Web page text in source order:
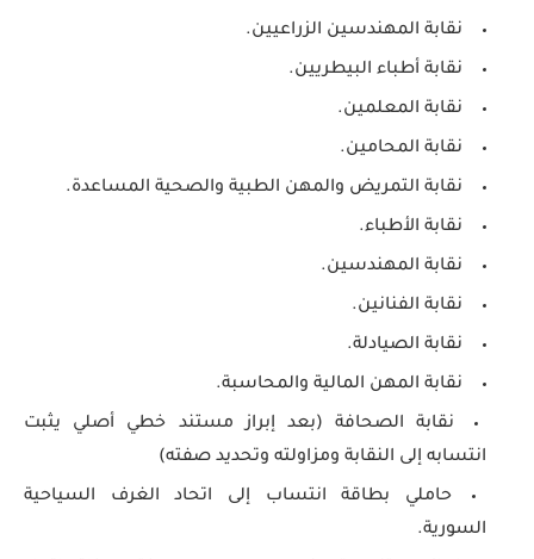
نقابة المهندسين الزراعيين.
نقابة أطباء البيطريين.
نقابة المعلمين.
نقابة المحامين.
نقابة التمريض والمهن الطبية والصحية المساعدة.
نقابة الأطباء.
نقابة المهندسين.
نقابة الفنانين.
نقابة الصيادلة.
نقابة المهن المالية والمحاسبة.
نقابة الصحافة (بعد إبراز مستند خطي أصلي يثبت
انتسابه إلى النقابة ومزاولته وتحديد صفته)
حاملي بطاقة انتساب إلى اتحاد الغرف السياحية
السورية.